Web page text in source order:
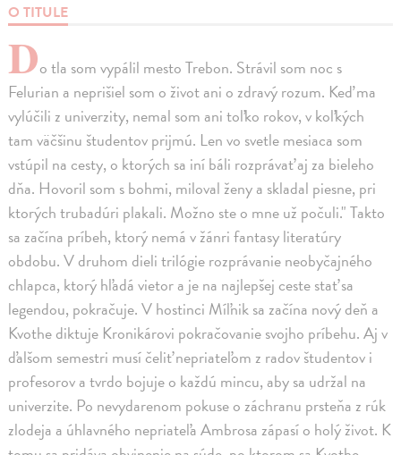
O TITULE
Do tla som vypálil mesto Trebon. Strávil som noc s
Felurian a neprišiel som o život ani o zdravý rozum. Keď ma
vylúčili z univerzity, nemal som ani toľko rokov, v koľkých
tam väčšinu študentov prijmú. Len vo svetle mesiaca som
vstúpil na cesty, o ktorých sa iní báli rozprávať aj za bieleho
dňa. Hovoril som s bohmi, miloval ženy a skladal piesne, pri
ktorých trubadúri plakali. Možno ste o mne už počuli." Takto
sa začína príbeh, ktorý nemá v žánri fantasy literatúry
obdobu. V druhom dieli trilógie rozprávanie neobyčajného
chlapca, ktorý hľadá vietor a je na najlepšej ceste stať sa
legendou, pokračuje. V hostinci Míľnik sa začína nový deň a
Kvothe diktuje Kronikárovi pokračovanie svojho príbehu. Aj v
ďalšom semestri musí čeliť nepriateľom z radov študentov i
profesorov a tvrdo bojuje o každú mincu, aby sa udržal na
univerzite. Po nevydarenom pokuse o záchranu prsteňa z rúk
zlodeja a úhlavného nepriateľa Ambrosa zápasí o holý život. K